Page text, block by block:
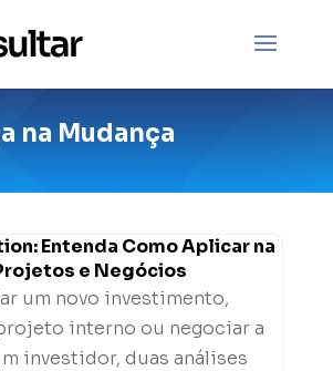
na Mudança
Entenda Como Aplicar na
e Negócios
um novo investimento,
interno ou negociar a
investidor, duas análises